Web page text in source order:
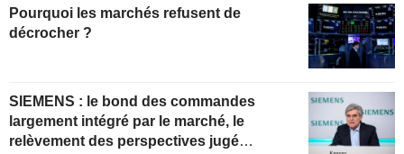
Pourquoi les marchés refusent de
décrocher ?
SIEMENS : le bond des commandes
largement intégré par le marché, le
relèvement des perspectives jugé